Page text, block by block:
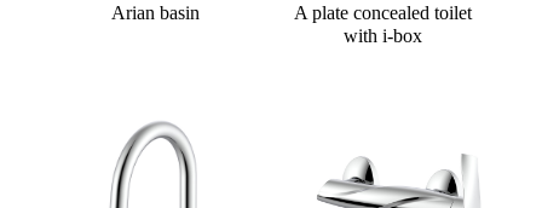
A plate concealed toilet
with i-box
Arian basin